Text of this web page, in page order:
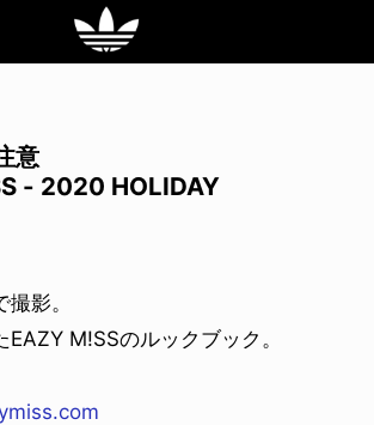
意
- 2020 HOLIDAY
影。
M!SSのルックブック。